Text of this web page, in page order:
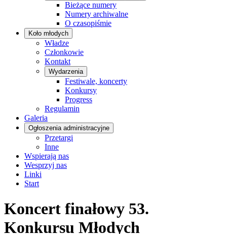
Bieżące numery
Numery archiwalne
O czasopiśmie
Koło młodych
Władze
Członkowie
Kontakt
Wydarzenia
Festiwale, koncerty
Konkursy
Progress
Regulamin
Galeria
Ogłoszenia administracyjne
Przetargi
Inne
Wspierają nas
Wesprzyj nas
Linki
Start
Koncert finałowy 53.
Konkursu Młodych